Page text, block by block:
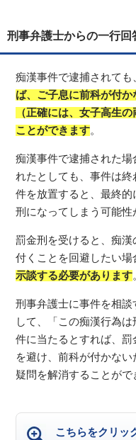
刑事弁護士からの一行回
痴漢事件で逮捕されても
ば、ご子息に前科が付
（正確には、女子高生
ことができます。
痴漢事件で逮捕された
れたとしても、事件は
件を放置すると、最終
刑になってしまう可能性
罰金刑を受けると、痴
付くことを回避したい場
示談する必要があります
刑事弁護士に事件を相
して、「この痴漢行為
件に当たるとすれば、罰
を避け、前科が付かな
疑問を解消することがで
こちらをクリッ